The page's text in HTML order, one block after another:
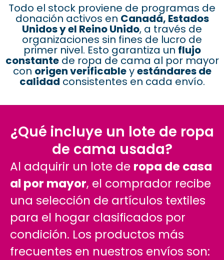
Todo el stock proviene de programas de
donación activos en Canadá, Estados
Unidos y el Reino Unido, a través de
organizaciones sin fines de lucro de
primer nivel. Esto garantiza un flujo
constantede ropa de cama al por mayor
con origen verificableyestándares de
calidad consistentes en cada envío.
¿Qué incluye un lote de ropa
de cama usada?
Al adquirir un lote de ropa de casa
al por mayor, el comprador recibe
una selección de artículos textiles
para el hogar clasificados por
condición. Los productos más
frecuentes en nuestros envíos son: